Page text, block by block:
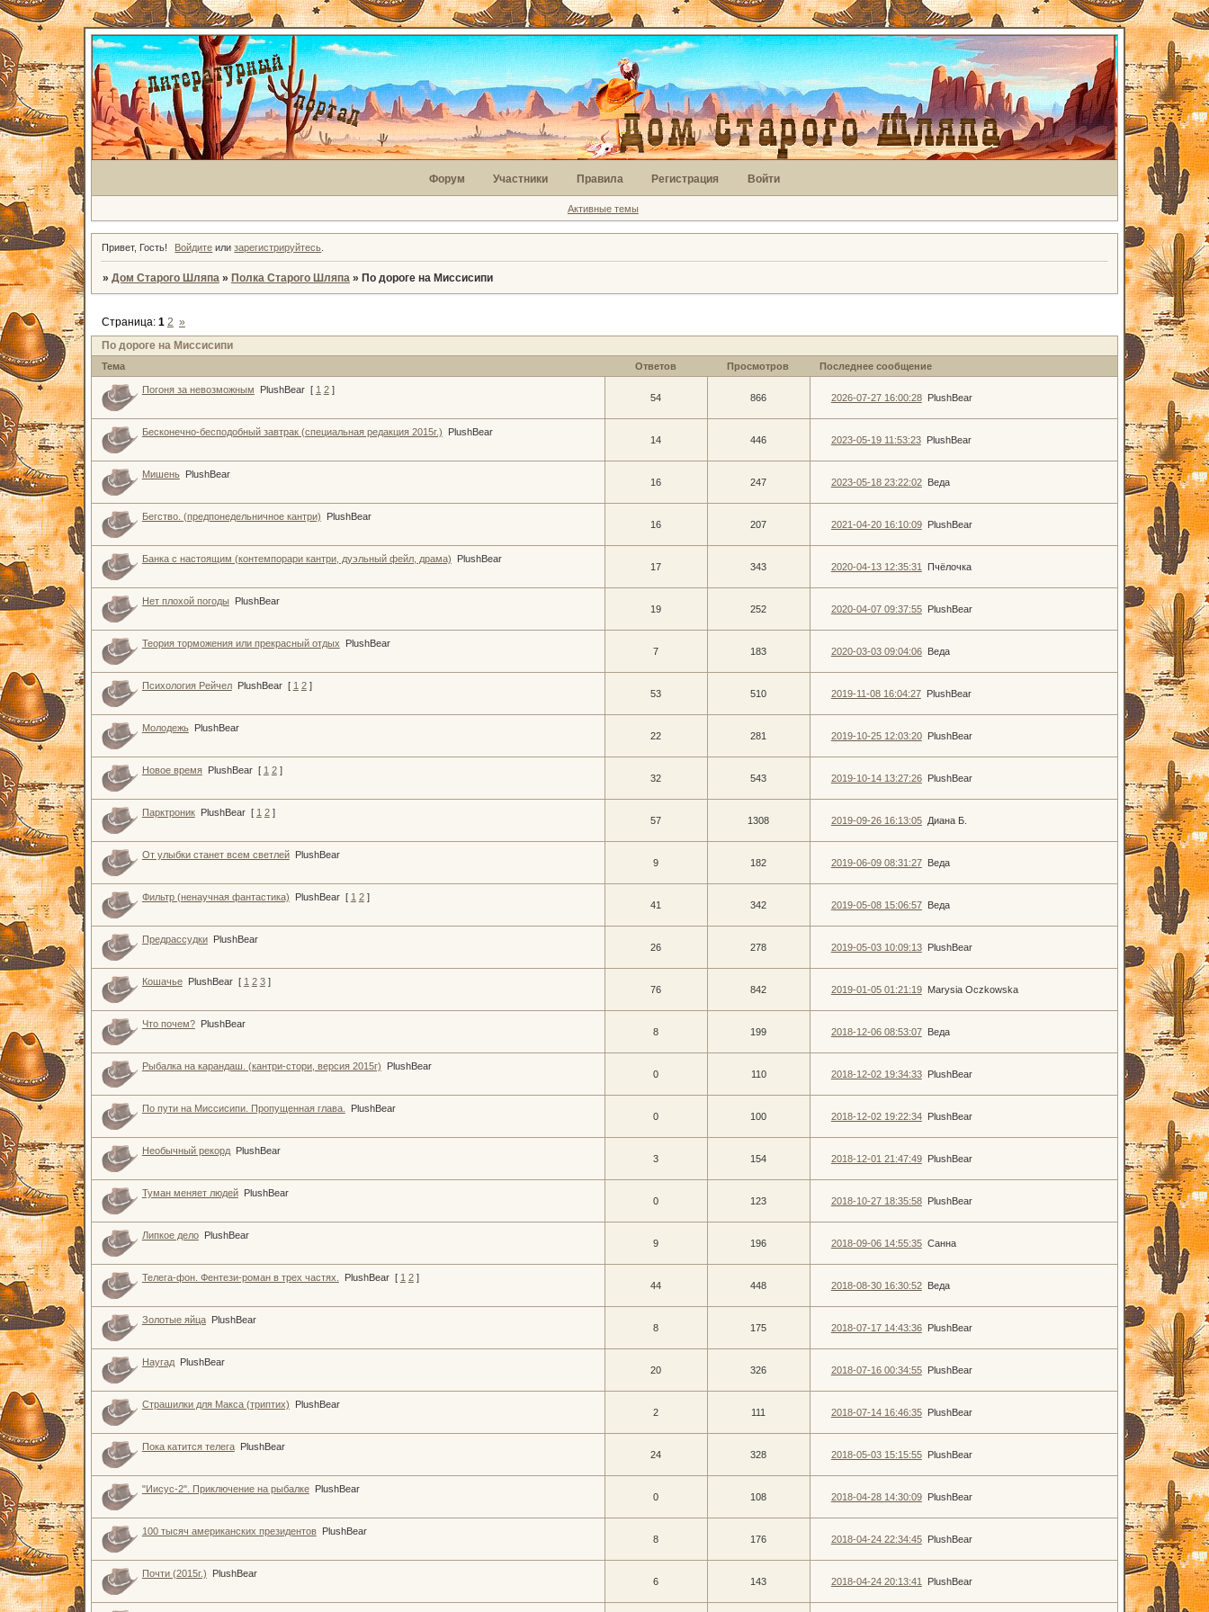
Форум Участники Правила Регистрация Войти
Активные темы
Привет, Гость! Войдите илизарегистрируйтесь
» Дом Старого Шляпа » Полка Старого Шляпа » По дороге на Миссисипи
По дороге на Миссисипи
Страница: 1 2 »
Тема Ответов Просмотров Последнее сообщение
Погоня за невозможным PlushBear [ 1 2 ]
54 866 2026-07-27 16:00:28 PlushBear
Бесконечно-бесподобный завтрак (специальная редакция 2015г.) PlushBear
14 446 2023-05-19 11:53:23 PlushBear
Мишень PlushBear
16 247 2023-05-18 23:22:02 Веда
Бегство. (предпонедельничное кантри) PlushBear
16 207 2021-04-20 16:10:09 PlushBear
Банка с настоящим (контемпорари кантри, дуэльный фейл, драма) PlushBear
17 343 2020-04-13 12:35:31 Пчёлочка
Нет плохой погоды PlushBear
19 252 2020-04-07 09:37:55 PlushBear
Теория торможения или прекрасный отдых PlushBear
7 183 2020-03-03 09:04:06 Веда
Психология Рейчел PlushBear [ 1 2 ]
53 510 2019-11-08 16:04:27 PlushBear
Молодежь PlushBear
22 281 2019-10-25 12:03:20 PlushBear
Новое время PlushBear [ 1 2 ]
32 543 2019-10-14 13:27:26 PlushBear
Парктроник PlushBear [ 1 2 ]
57 1308 2019-09-26 16:13:05 Диана Б.
От улыбки станет всем светлей PlushBear
9 182 2019-06-09 08:31:27 Веда
Фильтр (ненаучная фантастика) PlushBear [ 1 2 ]
41 342 2019-05-08 15:06:57 Веда
Предрассудки PlushBear
26 278 2019-05-03 10:09:13 PlushBear
Кошачье PlushBear [ 1 2 3 ]
76 842 2019-01-05 01:21:19 Marysia Oczkowska
Что почем? PlushBear
8 199 2018-12-06 08:53:07 Веда
Рыбалка на карандаш. (кантри-стори, версия 2015г) PlushBear
0 110 2018-12-02 19:34:33 PlushBear
По пути на Миссисипи. Пропущенная глава. PlushBear
0 100 2018-12-02 19:22:34 PlushBear
Необычный рекорд PlushBear
3 154 2018-12-01 21:47:49 PlushBear
Туман меняет людей PlushBear
0 123 2018-10-27 18:35:58 PlushBear
Липкое дело PlushBear
9 196 2018-09-06 14:55:35 Санна
Телега-фон. Фентези-роман в трех частях. PlushBear [ 1 2 ]
44 448 2018-08-30 16:30:52 Веда
Золотые яйца PlushBear
8 175 2018-07-17 14:43:36 PlushBear
Наугад PlushBear
20 326 2018-07-16 00:34:55 PlushBear
Страшилки для Макса (триптих) PlushBear
2 111 2018-07-14 16:46:35 PlushBear
Пока катится телега PlushBear
24 328 2018-05-03 15:15:55 PlushBear
"Иисус-2". Приключение на рыбалке PlushBear
0 108 2018-04-28 14:30:09 PlushBear
100 тысяч американских президентов PlushBear
8 176 2018-04-24 22:34:45 PlushBear
Почти (2015г.) PlushBear
6 143 2018-04-24 20:13:41 PlushBear